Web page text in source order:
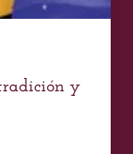
y